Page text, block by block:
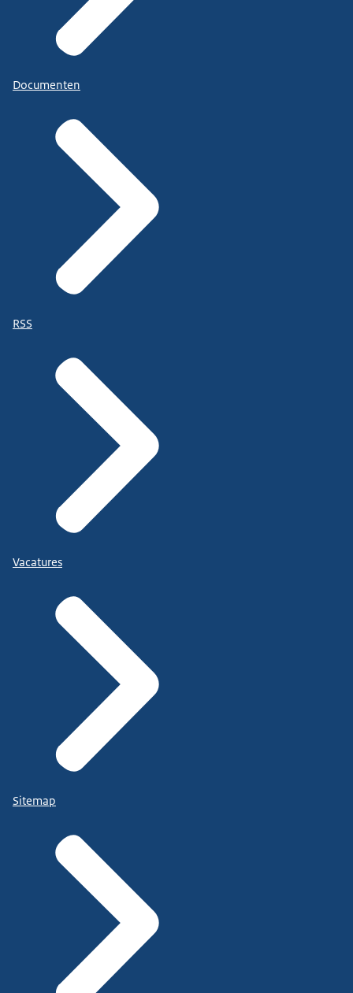
Documenten
RSS
Vacatures
Sitemap